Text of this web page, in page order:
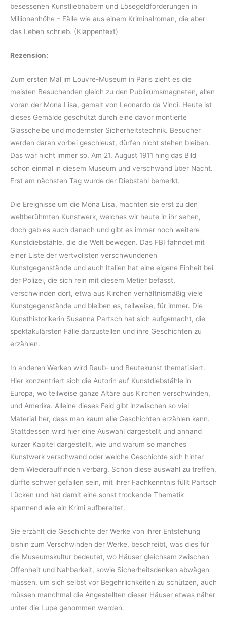
besessenen Kunstliebhabern und Lösegeldforderungen in
Millionenhöhe – Fälle wie aus einem Kriminalroman, die aber
das Leben schrieb. (Klappentext)
Rezension:
Zum ersten Mal im Louvre-Museum in Paris zieht es die
meisten Besuchenden gleich zu den Publikumsmagneten, allen
voran der Mona Lisa, gemalt von Leonardo da Vinci. Heute ist
dieses Gemälde geschützt durch eine davor montierte
Glasscheibe und modernster Sicherheitstechnik. Besucher
werden daran vorbei geschleust, dürfen nicht stehen bleiben.
Das war nicht immer so. Am 21. August 1911 hing das Bild
schon einmal in diesem Museum und verschwand über Nacht.
Erst am nächsten Tag wurde der Diebstahl bemerkt.
Die Ereignisse um die Mona Lisa, machten sie erst zu den
weltberühmten Kunstwerk, welches wir heute in ihr sehen,
doch gab es auch danach und gibt es immer noch weitere
Kunstdiebstähle, die die Welt bewegen. Das FBI fahndet mit
einer Liste der wertvollsten verschwundenen
Kunstgegenstände und auch Italien hat eine eigene Einheit bei
der Polizei, die sich rein mit diesem Metier befasst,
verschwinden dort, etwa aus Kirchen verhältnismäßig viele
Kunstgegenstände und bleiben es, teilweise, für immer. Die
Kunsthistorikerin Susanna Partsch hat sich aufgemacht, die
spektakulärsten Fälle darzustellen und ihre Geschichten zu
erzählen.
In anderen Werken wird Raub- und Beutekunst thematisiert.
Hier konzentriert sich die Autorin auf Kunstdiebstähle in
Europa, wo teilweise ganze Altäre aus Kirchen verschwinden,
und Amerika. Alleine dieses Feld gibt inzwischen so viel
Material her, dass man kaum alle Geschichten erzählen kann.
Stattdessen wird hier eine Auswahl dargestellt und anhand
kurzer Kapitel dargestellt, wie und warum so manches
Kunstwerk verschwand oder welche Geschichte sich hinter
dem Wiederauffinden verbarg. Schon diese auswahl zu treffen,
dürfte schwer gefallen sein, mit ihrer Fachkenntnis füllt Partsch
Lücken und hat damit eine sonst trockende Thematik
spannend wie ein Krimi aufbereitet.
Sie erzählt die Geschichte der Werke von ihrer Entstehung
bishin zum Verschwinden der Werke, beschreibt, was dies für
die Museumskultur bedeutet, wo Häuser gleichsam zwischen
Offenheit und Nahbarkeit, sowie Sicherheitsdenken abwägen
müssen, um sich selbst vor Begehrlichkeiten zu schützen, auch
müssen manchmal die Angestellten dieser Häuser etwas näher
unter die Lupe genommen werden.